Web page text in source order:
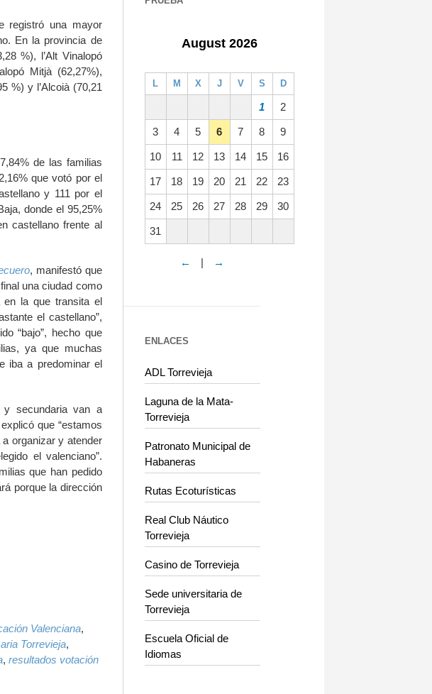
registró una mayor
En la provincia de
%), l’Alt Vinalopó
Mitjà (62,27%),
%) y l’Alcoià (70,21
de las familias
que votó por el
y 111 por el
donde el 95,25%
castellano frente al
, manifestó que
una ciudad como
en la que transita el
el castellano”,
“bajo”, hecho que
ya que muchas
iba a predominar el
y secundaria van a
que “estamos
organizar y atender
el valenciano”.
que han pedido
porque la dirección
Valenciana,
Torrevieja,
, resultados votación
August 2026
L M X J V S D
1 2
3 4 5 6 7 8 9
10 11 12 13 14 15 16
17 18 19 20 21 22 23
24 25 26 27 28 29 30
31
← | →
ENLACES
ADL Torrevieja
Laguna de la Mata-
Torrevieja
Patronato Municipal de
Habaneras
Rutas Ecoturísticas
Real Club Náutico
Torrevieja
Casino de Torrevieja
Sede universitaria de
Torrevieja
Escuela Oficial de
Idiomas